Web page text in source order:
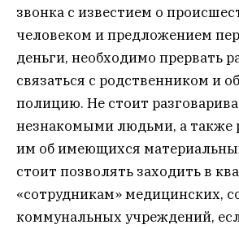
звонка с известием о
человеком и предложением
деньги, необходимо прервать
связаться с родственником и
полицию. Не стоит
незнакомыми людьми, а также
им об имеющихся
стоит позволять заходить в
«сотрудникам» медицинских,
коммунальных учреждений,